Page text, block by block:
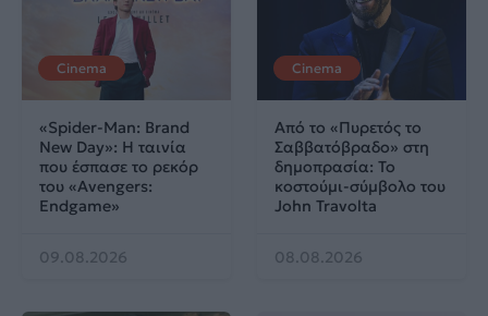
Cinema
«Spider-Man: Brand
New Day»: Η ταινία
που έσπασε το ρεκόρ
του «Avengers:
Endgame»
09.08.2026
Cinema
Από το «Πυρετός το
Σαββατόβραδο» στη
δημοπρασία: Το
κοστούμι-σύμβολο του
John Travolta
08.08.2026